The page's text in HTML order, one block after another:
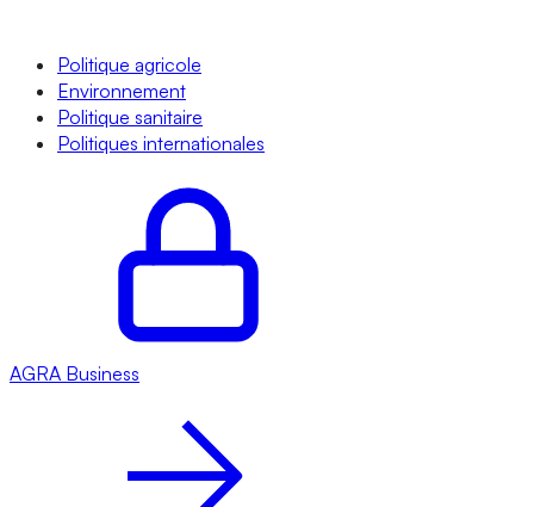
Politique agricole
Environnement
Politique sanitaire
Politiques internationales
AGRA Business